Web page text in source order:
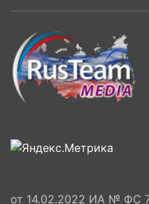
от 14.02.2022 ИА № ФС